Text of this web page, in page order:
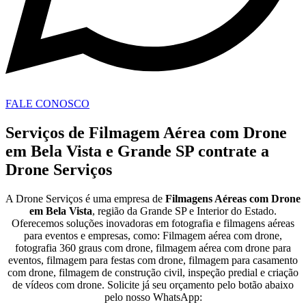
FALE CONOSCO
Serviços de Filmagem Aérea com Drone
em Bela Vista e Grande SP contrate a
Drone Serviços
A Drone Serviços é uma empresa de Filmagens Aéreas com Drone
em Bela Vista, região da Grande SP e Interior do Estado.
Oferecemos soluções inovadoras em fotografia e filmagens aéreas
para eventos e empresas, como: Filmagem aérea com drone,
fotografia 360 graus com drone, filmagem aérea com drone para
eventos, filmagem para festas com drone, filmagem para casamento
com drone, filmagem de construção civil, inspeção predial e criação
de vídeos com drone. Solicite já seu orçamento pelo botão abaixo
pelo nosso WhatsApp: